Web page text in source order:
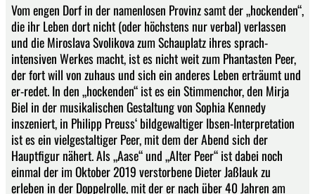
Vom engen Dorf in der namenlosen Provinz samt der „hockenden“,
die ihr Leben dort nicht (oder höchstens nur verbal) verlassen
und die Miroslava Svolikova zum Schauplatz ihres sprach-
intensiven Werkes macht, ist es nicht weit zum Phantasten Peer,
der fort will von zuhaus und sich ein anderes Leben erträumt und
er-redet. In den „hockenden“ ist es ein Stimmenchor, den Mirja
Biel in der musikalischen Gestaltung von Sophia Kennedy
inszeniert, in Philipp Preuss‘ bildgewaltiger Ibsen-Interpretation
ist es ein vielgestaltiger Peer, mit dem der Abend sich der
Hauptfigur nähert. Als „Aase“ und „Alter Peer“ ist dabei noch
einmal der im Oktober 2019 verstorbene Dieter Jaßlauk zu
erleben in der Doppelrolle, mit der er nach über 40 Jahren am